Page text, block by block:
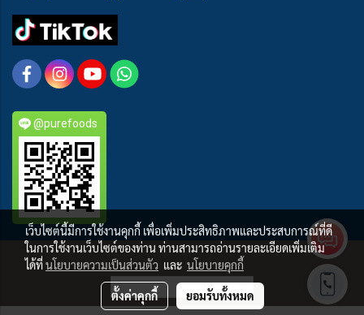
@purefoods
PUREFOODS
ผู้เข้าชมวันนี้
4,782
เว็บไซต์นี้มีการใช้งานคุกกี้ เพื่อเพิ่มประสิทธิภาพและประสบการณ์ที่ดี
ในการใช้งานเว็บไซต์ของท่าน ท่านสามารถอ่านรายละเอียดเพิ่มเติม
ได้ที่นโยบายความเป็นส่วนตัว และ นโยบายคุกกี้
ตั้งค่าคุกกี้ ยอมรับทั้งหมด